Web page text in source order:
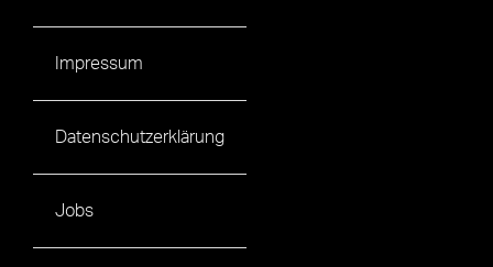
Impressum
Datenschutzerklärung
Jobs